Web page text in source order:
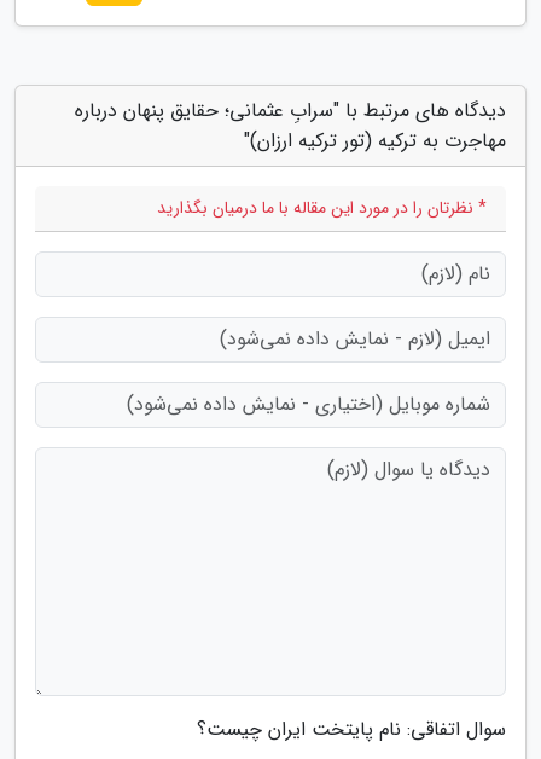
دیدگاه های مرتبط با "سرابِ عثمانی؛ حقایق پنهان درباره
مهاجرت به ترکیه (تور ترکیه ارزان)"
* نظرتان را در مورد این مقاله با ما درمیان بگذارید
سوال اتفاقی: نام پایتخت ایران چیست؟